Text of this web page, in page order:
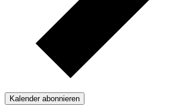
Kalender abonnieren